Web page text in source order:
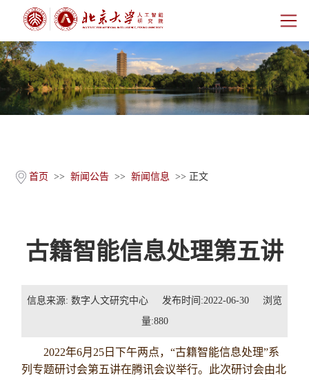
首页
研究院概况
科学研究
新闻公告
联系我们
首页 >> 新闻公告 >> 新闻信息 >> 正文
古籍智能信息处理第五讲
信息来源: 数字人文研究中心 发布时间:2022-06-30 浏览
量:880
2022年6月 25 日下午两点，“古籍智能信息处理”系
列专题研讨会第五讲在腾讯会议举行。此次研讨会由北